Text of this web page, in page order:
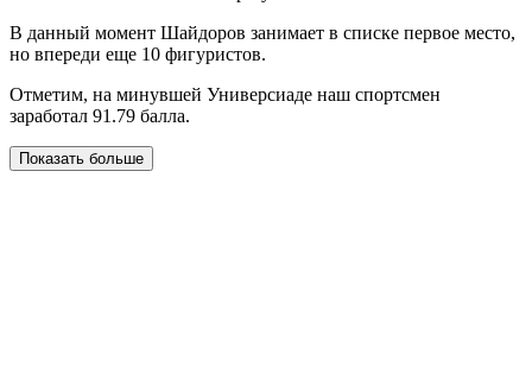
В данный момент Шайдоров занимает в списке первое место,
но впереди еще 10 фигуристов.
Отметим, на минувшей Универсиаде наш спортсмен
заработал 91.79 балла.
Показать больше